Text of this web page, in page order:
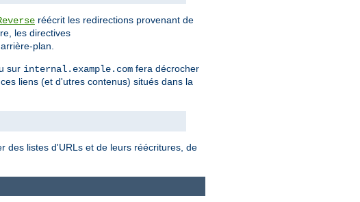
réécrit les redirections provenant de
les directives
plan.
sur internal.example.com fera décrocher
ces liens (et d'utres contenus) situés dans la
des listes d'URLs et de leurs réécritures, de